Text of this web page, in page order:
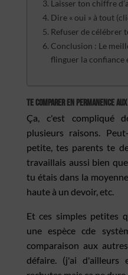
Laisser ton chiffre
Dire « oui » à tout
Refuser de célébrer
Conclusion : Le
flinguer la confiance
Te comparer en permanence
Ça, c'est compliqué
plusieurs raisons.
petite, tes parents te
travaillais aussi bien
tu étais dans la
haute à un devoir, etc.
Et ces simples petites
une espèce cde
comparaison aux
défaire. (j'ai d'ailleurs